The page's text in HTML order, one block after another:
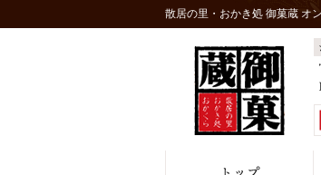
散居の里・おかき処 御菓蔵 オ